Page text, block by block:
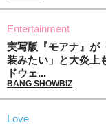
Entertainment
実写版『モアナ』が
装みたい」と大炎上
ドウェ...
BANG SHOWBIZ
Love